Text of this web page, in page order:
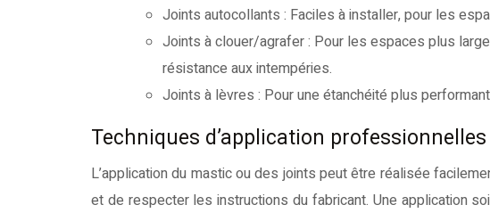
Joints autocollants : Faciles à installer, pour les
Joints à clouer/agrafer : Pour les espaces plus
résistance aux intempéries.
Joints à lèvres : Pour une étanchéité plus
Techniques d’application professionnelles
L’application du mastic ou des joints peut être réalisée
et de respecter les instructions du fabricant. Une application